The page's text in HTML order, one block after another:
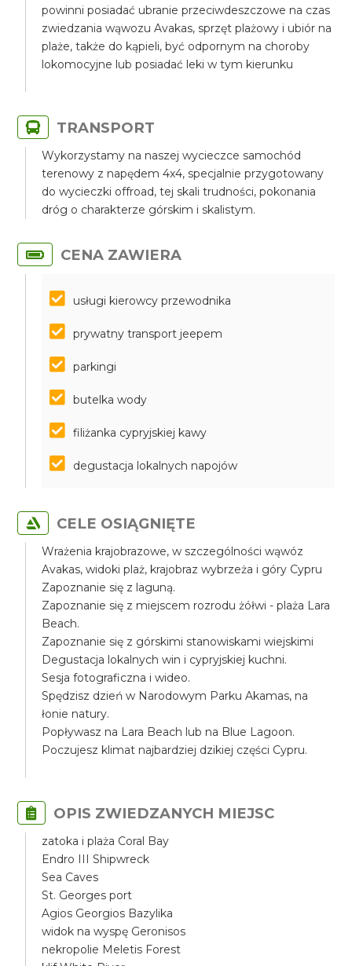
powinni posiadać ubranie przeciwdeszczowe na czas
zwiedzania wąwozu Avakas, sprzęt plażowy i ubiór na
plaże, także do kąpieli, być odpornym na choroby
lokomocyjne lub posiadać leki w tym kierunku
TRANSPORT
Wykorzystamy na naszej wycieczce samochód
terenowy z napędem 4x4, specjalnie przygotowany
do wycieczki offroad, tej skali trudności, pokonania
dróg o charakterze górskim i skalistym.
CENA ZAWIERA
usługi kierowcy przewodnika
prywatny transport jeepem
parkingi
butelka wody
filiżanka cypryjskiej kawy
degustacja lokalnych napojów
CELE OSIĄGNIĘTE
Wrażenia krajobrazowe, w szczególności wąwóz
Avakas, widoki plaż, krajobraz wybrzeża i góry Cypru
Zapoznanie się z laguną.
Zapoznanie się z miejscem rozrodu żółwi - plaża Lara
Beach.
Zapoznanie się z górskimi stanowiskami wiejskimi
Degustacja lokalnych win i cypryjskiej kuchni.
Sesja fotograficzna i wideo.
Spędzisz dzień w Narodowym Parku Akamas, na
łonie natury.
Popływasz na Lara Beach lub na Blue Lagoon.
Poczujesz klimat najbardziej dzikiej części Cypru.
OPIS ZWIEDZANYCH MIEJSC
zatoka i plaża Coral Bay
Endro III Shipwreck
Sea Caves
St. Georges port
Agios Georgios Bazylika
widok na wyspę Geronisos
nekropolie Meletis Forest